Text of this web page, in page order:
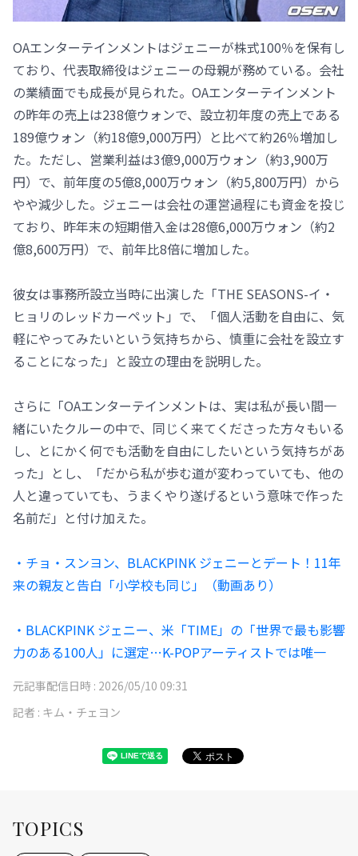
OAエンターテインメントはジェニーが株式100％を保有し
ており、代表取締役はジェニーの母親が務めている。会社
の業績面でも成長が見られた。OAエンターテインメント
の昨年の売上は238億ウォンで、設立初年度の売上である
189億ウォン（約18億9,000万円）と比べて約26％増加し
た。ただし、営業利益は3億9,000万ウォン（約3,900万
円）で、前年度の5億8,000万ウォン（約5,800万円）から
やや減少した。ジェニーは会社の運営過程にも資金を投じ
ており、昨年末の短期借入金は28億6,000万ウォン（約2
億8,600万円）で、前年比8倍に増加した。
彼女は事務所設立当時に出演した「THE SEASONS-イ・
ヒョリのレッドカーペット」で、「個人活動を自由に、気
軽にやってみたいという気持ちから、慎重に会社を設立す
ることになった」と設立の理由を説明した。
さらに「OAエンターテインメントは、実は私が長い間一
緒にいたクルーの中で、同じく来てくださった方々もいる
し、とにかく何でも活動を自由にしたいという気持ちがあ
った」とし、「だから私が歩む道が変わっていても、他の
人と違っていても、うまくやり遂げるという意味で作った
名前だ」と付け加えた。
・チョ・スンヨン、BLACKPINK ジェニーとデート！11年
来の親友と告白「小学校も同じ」（動画あり）
・BLACKPINK ジェニー、米「TIME」の「世界で最も影響
力のある100人」に選定…K-POPアーティストでは唯一
元記事配信日時 : 2026/05/10 09:31
記者 : キム・チェヨン
TOPICS